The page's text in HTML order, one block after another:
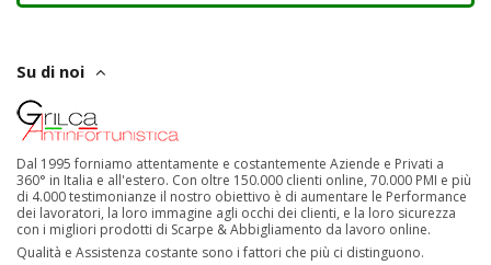
Su di noi
Dal 1995 forniamo attentamente e costantemente Aziende e Privati a
360° in Italia e all'estero. Con oltre 150.000 clienti online, 70.000 PMI e più
di 4.000 testimonianze il nostro obiettivo è di aumentare le Performance
dei lavoratori, la loro immagine agli occhi dei clienti, e la loro sicurezza
con i migliori prodotti di Scarpe & Abbigliamento da lavoro online.
Qualità e Assistenza costante sono i fattori che più ci distinguono.